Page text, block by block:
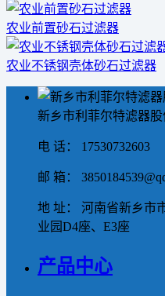
农业前置砂石过滤器
农业不锈钢壳体砂石过滤器
新乡市利菲尔特滤器股
电 话： 17530732603
邮 箱：
地 址： 河南省新乡市
业园D4座、E3座
产品中心